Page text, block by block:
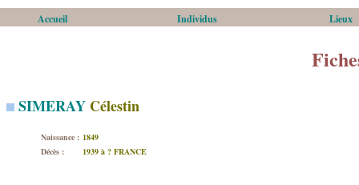
Accueil Individus Lieux
SIMERAY Célestin
Naissance : 1849
Décès :
1939 à ? FRANCE